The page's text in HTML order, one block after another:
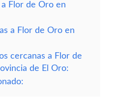
Flor de Oro en
a Flor de Oro en
cercanas a Flor de
de El Oro: